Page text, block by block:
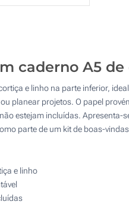
caderno A5
e linho na parte inferior,
planear projetos. O papel
estejam incluídas. Apresenta-
parte de um kit de boas-
e linho